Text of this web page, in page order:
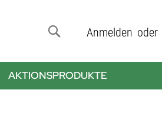
Direkt
Inhalt
Anmelden
AKTIONSPRODUKTE